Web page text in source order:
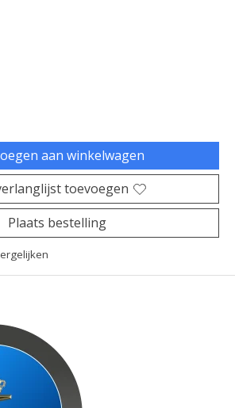
aan winkelwagen
toevoegen
Plaats bestelling